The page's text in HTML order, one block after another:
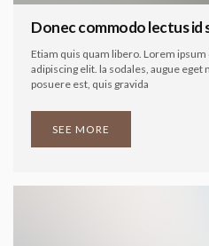
Donec commodo lectus id
Etiam quis quam libero. Lorem
adipiscing elit. la sodales, augue
posuere est, quis gravida
SEE MORE